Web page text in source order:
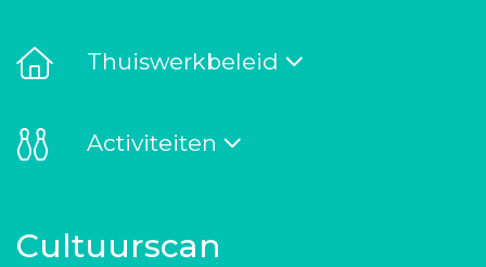
Thuiswerkbeleid
Activiteiten
Cultuurscan